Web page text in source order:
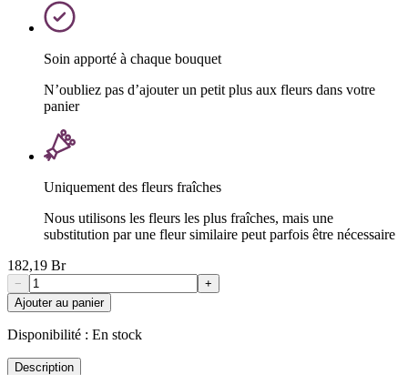
Soin apporté à chaque bouquet
N’oubliez pas d’ajouter un petit plus aux fleurs dans votre
panier
Uniquement des fleurs fraîches
Nous utilisons les fleurs les plus fraîches, mais une
substitution par une fleur similaire peut parfois être nécessaire
182,19 Br
−
+
Ajouter au panier
Disponibilité : En stock
Description